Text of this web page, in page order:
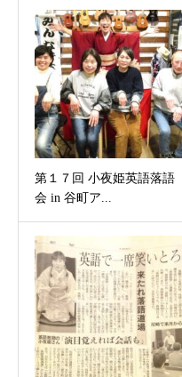
第１７回 小夜姫英語落語
会 in 谷町ア...